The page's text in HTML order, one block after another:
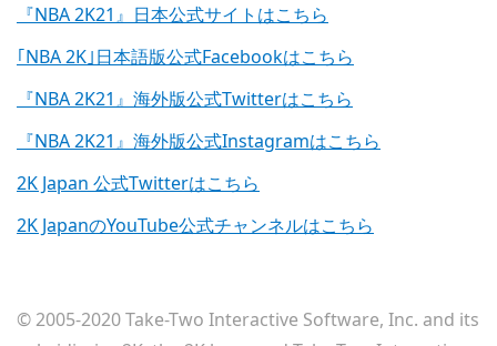
『NBA 2K21』日本公式サイトはこちら
｢NBA 2K｣日本語版公式Facebookはこちら
『NBA 2K21』海外版公式Twitterはこちら
『NBA 2K21』海外版公式Instagramはこちら
2K Japan 公式Twitterはこちら
2K JapanのYouTube公式チャンネルはこちら
© 2005-2020 Take-Two Interactive Software, Inc. and its